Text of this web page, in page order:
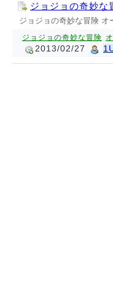
ジョジョの奇妙
ジョジョの奇妙な冒険
ジョジョの奇妙な冒険
2013/02/27